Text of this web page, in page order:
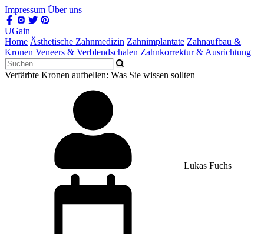
Impressum Über uns
UGain
Home Ästhetische Zahnmedizin Zahnimplantate Zahnaufbau &
Kronen Veneers & Verblendschalen Zahnkorrektur & Ausrichtung
Verfärbte Kronen aufhellen: Was Sie wissen sollten
Lukas Fuchs